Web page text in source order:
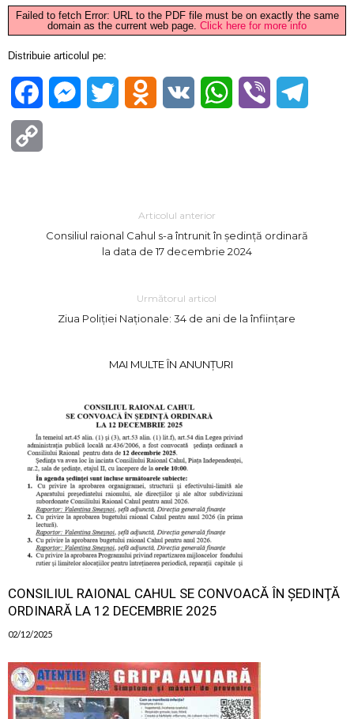
Failed to fetch Error: URL to the PDF file must be on exactly the same
domain as the current web page. Click here for more info
Distribuie articolul pe:
FacebookMessenger
Twitter Odnoklassniki
VK WhatsApp
Viber
Articolul anterior
Consiliul raional Cahul s-a întrunit în ședință ordinară
la data de 17 decembrie 2024
Următorul articol
Ziua Poliției Naționale: 34 de ani de la înființare
MAI MULTE ÎN ANUNȚURI
CONSILIUL RAIONAL CAHUL SE CONVOACĂ ÎN ŞEDINŢĂ
ORDINARĂ LA 12 DECEMBRIE 2025
02/12/2025